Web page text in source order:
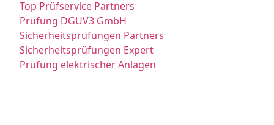
Top Prüfservice Partners
Prüfung DGUV3 GmbH
Sicherheitsprüfungen Partners
Sicherheitsprüfungen Expert
Prüfung elektrischer Anlagen